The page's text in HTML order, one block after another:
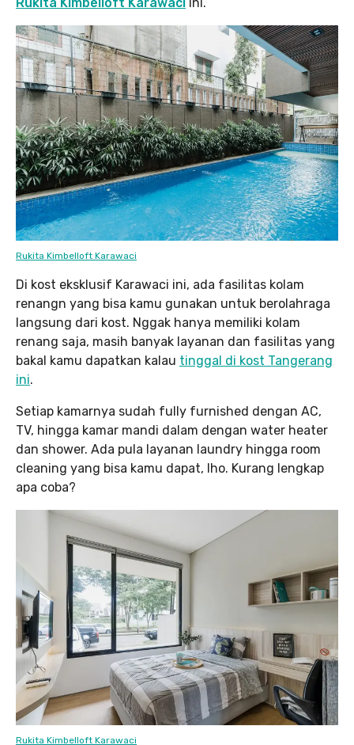
Rukita Kimbelloft Karawaci
Di kost eksklusif Karawaci ini, ada fasilitas kolam
renangn yang bisa kamu gunakan untuk berolahraga
langsung dari kost. Nggak hanya memiliki kolam
renang saja, masih banyak layanan dan fasilitas yang
bakal kamu dapatkan kalau tinggal di kost Tangerang
ini.
Setiap kamarnya sudah fully furnished dengan AC,
TV, hingga kamar mandi dalam dengan water heater
dan shower. Ada pula layanan laundry hingga room
cleaning yang bisa kamu dapat, lho. Kurang lengkap
apa coba?
Rukita Kimbelloft Karawaci